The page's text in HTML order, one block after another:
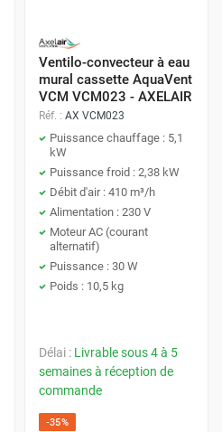
Ventilo-convecteur à eau
mural cassette AquaVent
VCM VCM023 - AXELAIR
Réf. : AX VCM023
Puissance chauffage : 5,1
kW
Puissance froid : 2,38 kW
Débit d'air : 410 m³/h
Alimentation : 230 V
Moteur AC (courant
alternatif)
Puissance : 30 W
Poids : 10,5 kg
Délai : Livrable sous 4 à 5
semaines à réception de
commande
-35%